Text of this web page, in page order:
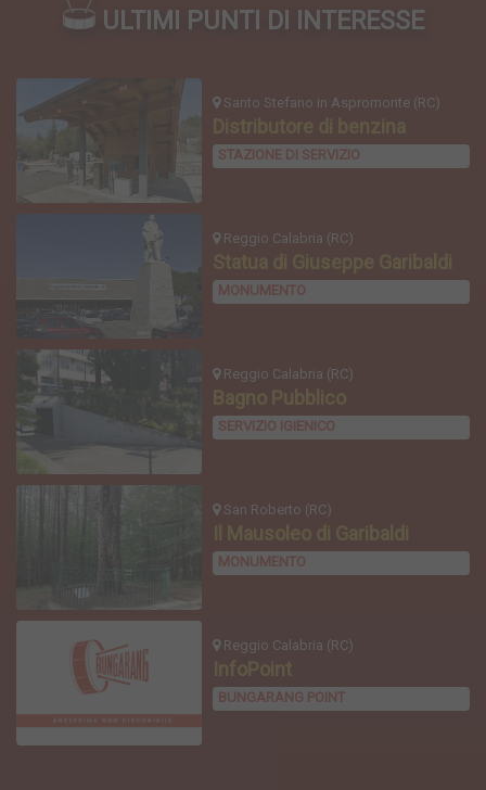
ULTIMI PUNTI DI INTERESSE
Santo Stefano in Aspromonte (RC)
Distributore di benzina
STAZIONE DI SERVIZIO
Reggio Calabria (RC)
Statua di Giuseppe Garibaldi
MONUMENTO
Reggio Calabria (RC)
Bagno Pubblico
SERVIZIO IGIENICO
San Roberto (RC)
Il Mausoleo di Garibaldi
MONUMENTO
Reggio Calabria (RC)
InfoPoint
BUNGARANG POINT